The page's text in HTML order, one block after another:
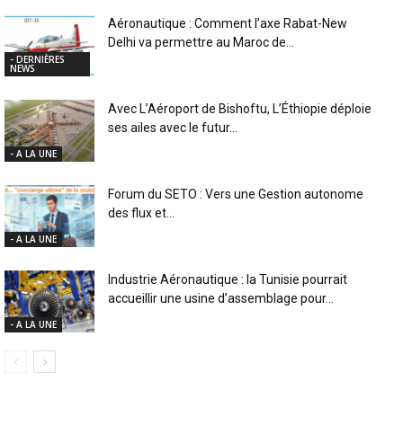
- DERNIÈRES
NEWS
Aéronautique : Comment l’axe Rabat-New
Delhi va permettre au Maroc de...
- A LA UNE
Avec L’Aéroport de Bishoftu, L’Éthiopie déploie
ses ailes avec le futur...
- A LA UNE
Forum du SETO : Vers une Gestion autonome
des flux et...
- A LA UNE
Industrie Aéronautique : la Tunisie pourrait
accueillir une usine d’assemblage pour...